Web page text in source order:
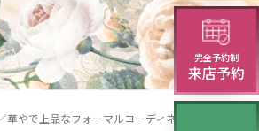
やで上品なフォーマルコーディネート
完全予約制
来店予約